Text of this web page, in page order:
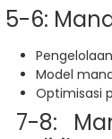
5-6:
Model
Optimisasi
7-8: